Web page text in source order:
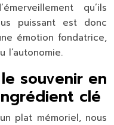
qu’ils
puissant est donc
émotion fondatrice,
l’autonomie.
souvenir en
clé
plat mémoriel, nous